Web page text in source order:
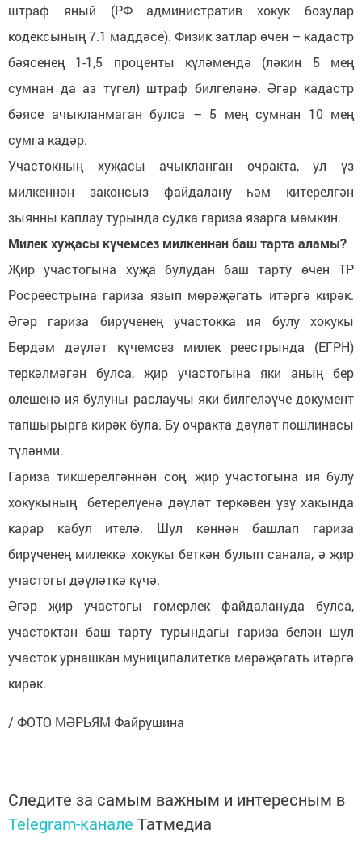
штраф яный (РФ административ хокук бозулар
кодексының 7.1 маддәсе). Физик затлар өчен – кадастр
бәясенең 1-1,5 проценты күләмендә (ләкин 5 мең
сумнан да аз түгел) штраф билгеләнә. Әгәр кадастр
бәясе ачыкланмаган булса – 5 мең сумнан 10 мең
сумга кадәр.
Участокның хуҗасы ачыкланган очракта, ул үз
милкеннән законсыз файдалану һәм китерелгән
зыянны каплау турында судка гариза язарга мөмкин.
Милек хуҗасы күчемсез милкеннән баш тарта аламы?
Җир участогына хуҗа булудан баш тарту өчен ТР
Росреестрына гариза язып мөрәҗәгать итәргә кирәк.
Әгәр гариза бирүченең участокка ия булу хокукы
Бердәм дәүләт күчемсез милек реестрында (ЕГРН)
теркәлмәгән булса, җир участогына яки аның бер
өлешенә ия булуны раслаучы яки билгеләүче документ
тапшырырга кирәк була. Бу очракта дәүләт пошлинасы
түләнми.
Гариза тикшерелгәннән соң, җир участогына ия булу
хокукының бетерелүенә дәүләт теркәвен узу хакында
карар кабул ителә. Шул көннән башлап гариза
бирүченең милеккә хокукы беткән булып санала, ә җир
участогы дәүләткә күчә.
Әгәр җир участогы гомерлек файдалануда булса,
участоктан баш тарту турындагы гариза белән шул
участок урнашкан муниципалитетка мөрәҗәгать итәргә
кирәк.
/ ФОТО МӘРЬЯМ Файрушина
Следите за самым важным и интересным в
Telegram-канале Татмедиа